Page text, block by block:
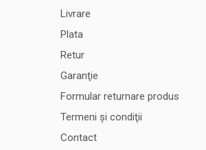
Livrare
Plata
Retur
Garanţie
Formular returnare produs
Termeni şi condiţii
Contact